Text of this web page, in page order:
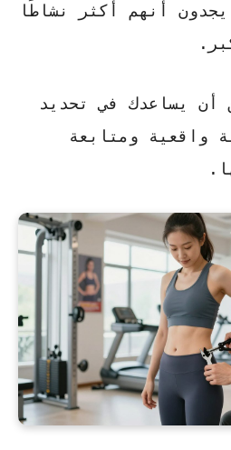
أنهم أكثر نشاطًا
.
أن يساعدك في تحديد
واقعية ومتابعة